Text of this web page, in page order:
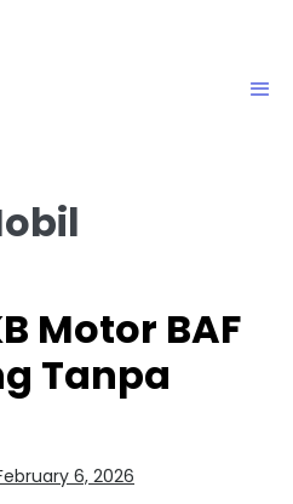
Motor BAF
Tanpa
6, 2026